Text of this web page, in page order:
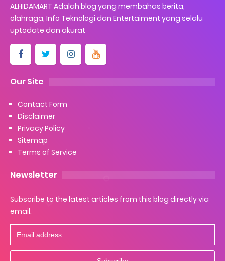
ALHIDAMART Adalah blog yang membahas berita,
olahraga, Info Teknologi dan Entertaiment yang selalu
uptodate dan akurat
Our Site
Contact Form
Disclaimer
Privacy Policy
Sitemap
Terms of Service
Newsletter
Subscribe to the latest articles from this blog directly via
email.